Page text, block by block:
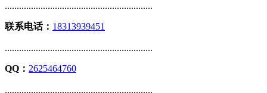
..............................................................
联系电话： 18313939451
..............................................................
QQ： 2625464760
..............................................................